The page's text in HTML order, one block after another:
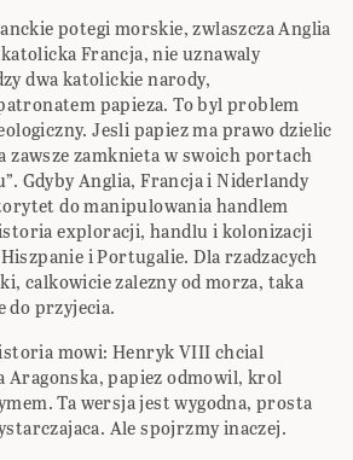
potegi morskie, zwlaszcza Anglia
Francja, nie uznawaly
dwa katolickie narody,
papieza. To byl problem
Jesli papiez ma prawo dzielic
zawsze zamknieta w swoich portach
Gdyby Anglia, Francja i Niderlandy
do manipulowania handlem
exploracji, handlu i kolonizacji
i Portugalie. Dla rzadzacych
calkowicie zalezny od morza, taka
do przyjecia.
mowi: Henryk VIII chcial
Aragonska, papiez odmowil, krol
Ta wersja jest wygodna, prosta
Ale spojrzmy inaczej.